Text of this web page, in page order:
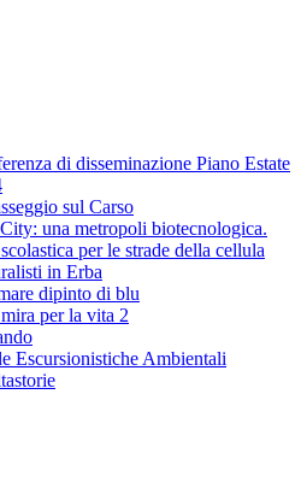
di disseminazione Piano Estate
sul Carso
una metropoli biotecnologica.
per le strade della cellula
in Erba
dipinto di blu
per la vita 2
Escursionistiche Ambientali